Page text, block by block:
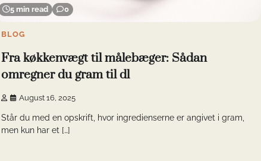
5 min read 0
BLOG
Fra køkkenvægt til målebæger: Sådan
omregner du gram til dl
August 16, 2025
Står du med en opskrift, hvor ingredienserne er angivet i gram,
men kun har et […]